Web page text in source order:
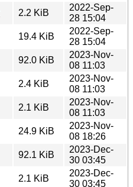
2.2 KiB
2022-Sep-
28 15:04
19.4 KiB
2022-Sep-
28 15:04
92.0 KiB
2023-Nov-
08 11:03
2.4 KiB
2023-Nov-
08 11:03
2.1 KiB
2023-Nov-
08 11:03
24.9 KiB
2023-Nov-
08 18:26
92.1 KiB
2023-Dec-
30 03:45
2.1 KiB
2023-Dec-
30 03:45